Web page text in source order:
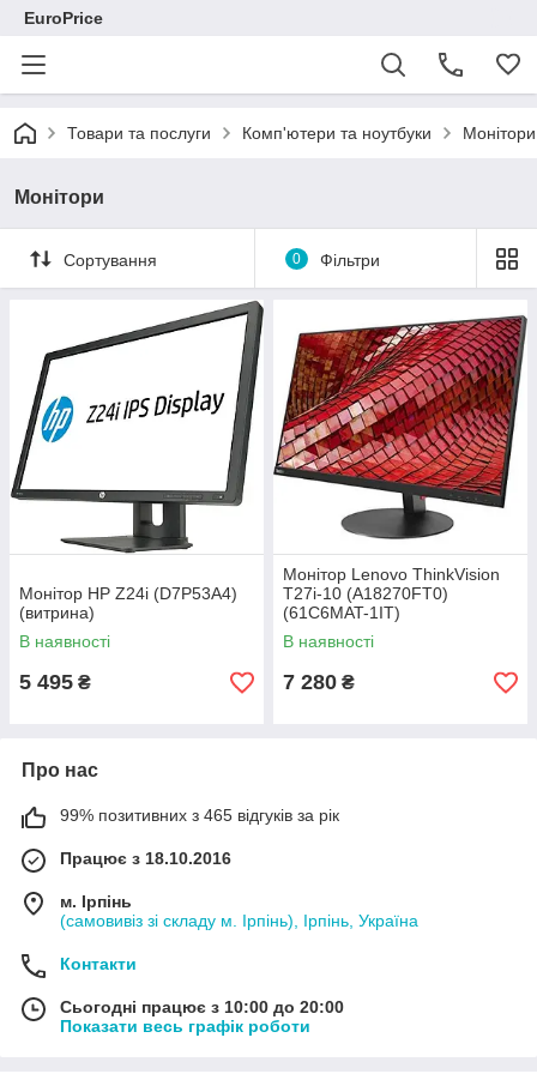
EuroPrice
Товари та послуги Комп'ютери та ноутбуки Монітори
Монітори
Сортування 0 Фільтри
Монітор HP Z24i (D7P53A4)
(витрина)
В наявності
5 495 ₴
Монітор Lenovo ThinkVision
T27i-10 (A18270FT0)
(61C6MAT-1IT)
В наявності
7 280 ₴
Про нас
99% позитивних з 465 відгуків за рік
Працює з 18.10.2016
м. Ірпінь
(самовивіз зі складу м. Ірпінь), Ірпінь, Україна
Контакти
Сьогодні працює з 10:00 до 20:00
Показати весь графік роботи